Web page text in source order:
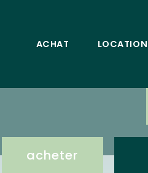
ACHAT LOCATION
acheter